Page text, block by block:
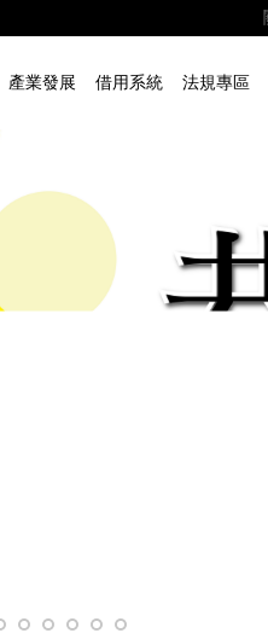
產業發展 借用系統 法規專區